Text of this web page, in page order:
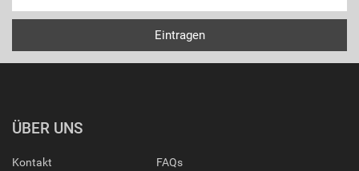
ÜBER UNS
Kontakt FAQs